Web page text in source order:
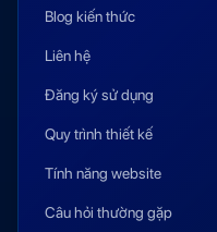
Blog kiến thức
Liên hệ
Đăng ký sử dụng
Quy trình thiết kế
Tính năng website
Câu hỏi thường gặp